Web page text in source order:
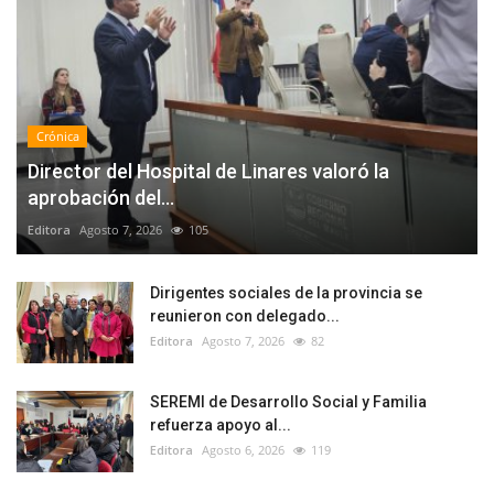
Crónica
Director del Hospital de Linares valoró la
aprobación del...
Editora Agosto 7, 2026 105
Dirigentes sociales de la provincia se
reunieron con delegado...
Editora Agosto 7, 2026 82
SEREMI de Desarrollo Social y Familia
refuerza apoyo al...
Editora Agosto 6, 2026 119